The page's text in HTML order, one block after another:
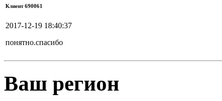
Клиент 690061
2017-12-19 18:40:37
понятно.спасибо
Ваш регион